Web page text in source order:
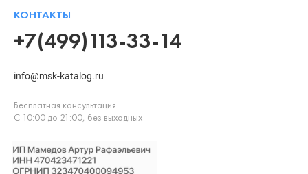
КОНТАКТЫ
+7(499)113-33-14
info@msk-katalog.ru
Бесплатная консультация
С 10:00 до 21:00, без выходных